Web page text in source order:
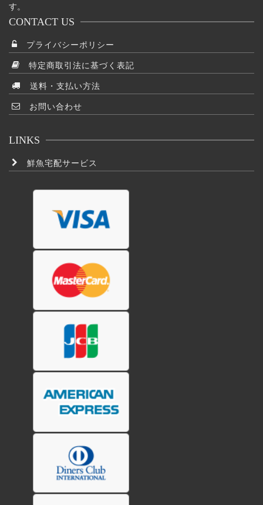
す。
CONTACT US
プライバシーポリシー
特定商取引法に基づく表記
送料・支払い方法
お問い合わせ
LINKS
鮮魚宅配サービス